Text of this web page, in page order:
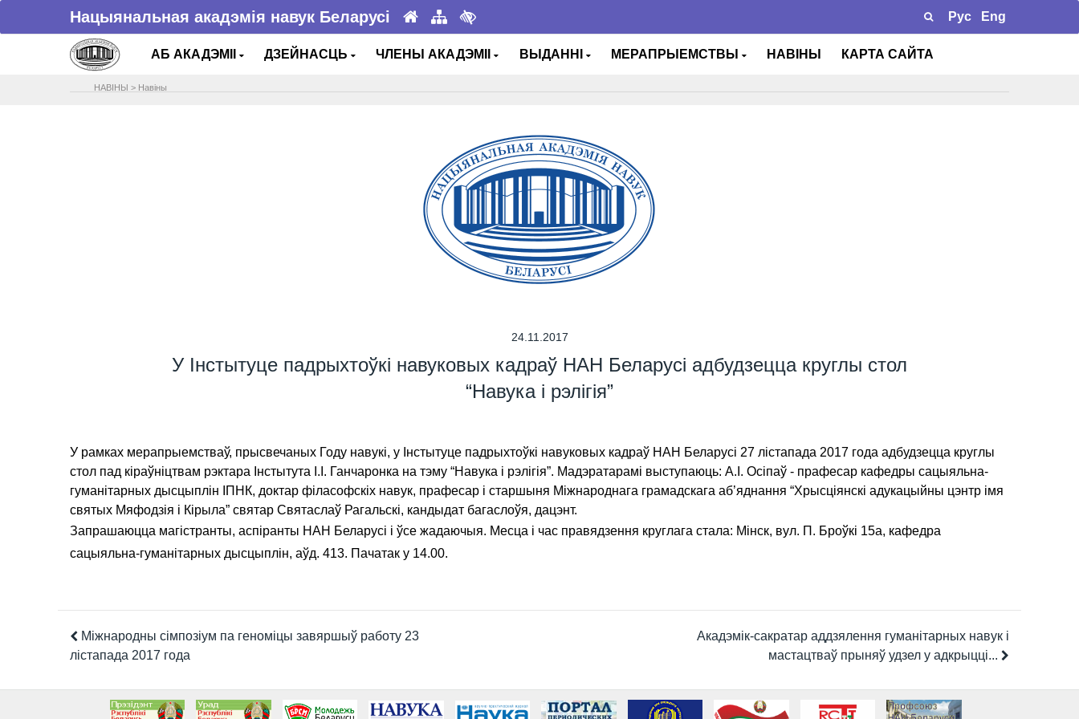
Нацыянальная акадэмія навук Беларусі Рус Eng
АБ АКАДЭМІІ ДЗЕЙНАСЦЬ ЧЛЕНЫ АКАДЭМІІ ВЫДАННІ МЕРАПРЫЕМСТВЫ НАВІНЫ КАРТА САЙТА
НАВIНЫ > Навіны
24.11.2017
У Інстытуце падрыхтоўкі навуковых кадраў НАН Беларусі адбудзецца круглы стол
“Навука і рэлігія”
У рамках мерапрыемстваў, прысвечаных Году навукі, у Інстытуце падрыхтоўкі навуковых кадраў НАН Беларусі 27 лістапада 2017 года адбудзецца круглы
стол пад кіраўніцтвам рэктара Інстытута І.І. Ганчаронка на тэму “Навука і рэлігія”. Мадэратарамі выступаюць: А.І. Осіпаў - прафесар кафедры сацыяльна-
гуманітарных дысцыплін ІПНК, доктар філасофскіх навук, прафесар і старшыня Міжнароднага грамадскага аб’яднання “Хрысціянскі адукацыйны цэнтр імя
святых Мяфодзія і Кірыла” святар Святаслаў Рагальскі, кандыдат багаслоўя, дацэнт.
Запрашаюцца магістранты, аспіранты НАН Беларусі і ўсе жадаючыя. Месца і час правядзення круглага стала: Мінск, вул. П. Броўкі 15а, кафедра
сацыяльна-гуманітарных дысцыплін, аўд. 413. Пачатак у 14.00.
Міжнародны сімпозіум па геноміцы завяршыў работу 23
лістапада 2017 года
Акадэмік-сакратар аддзялення гуманітарных навук і
мастацтваў прыняў удзел у адкрыцці...